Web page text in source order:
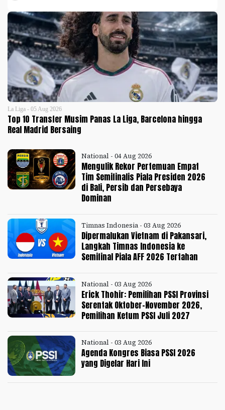
La Liga - 05 Aug 2026
Top 10 Transfer Musim Panas La Liga, Barcelona hingga
Real Madrid Bersaing
National - 04 Aug 2026
Mengulik Rekor Pertemuan Empat
Tim Semifinalis Piala Presiden 2026
di Bali, Persib dan Persebaya
Dominan
Timnas Indonesia - 03 Aug 2026
Dipermalukan Vietnam di Pakansari,
Langkah Timnas Indonesia ke
Semifinal Piala AFF 2026 Tertahan
National - 03 Aug 2026
Erick Thohir: Pemilihan PSSI Provinsi
Serentak Oktober-November 2026,
Pemilihan Ketum PSSI Juli 2027
National - 03 Aug 2026
Agenda Kongres Biasa PSSI 2026
yang Digelar Hari Ini